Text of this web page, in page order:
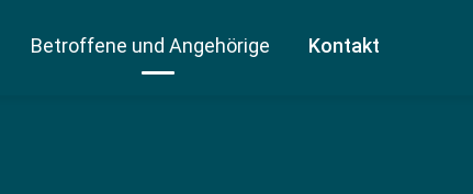
Betroffene und Angehörige Kontakt